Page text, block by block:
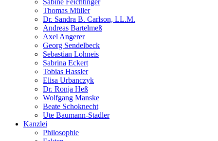
Sabine Feichtinger
Thomas Müller
Dr. Sandra B. Carlson, LL.M.
Andreas Bartelmeß
Axel Angerer
Georg Sendelbeck
Sebastian Lohneis
Sabrina Eckert
Tobias Hassler
Elisa Urbanczyk
Dr. Ronja Heß
Wolfgang Manske
Beate Schoknecht
Ute Baumann-Stadler
Kanzlei
Philosophie